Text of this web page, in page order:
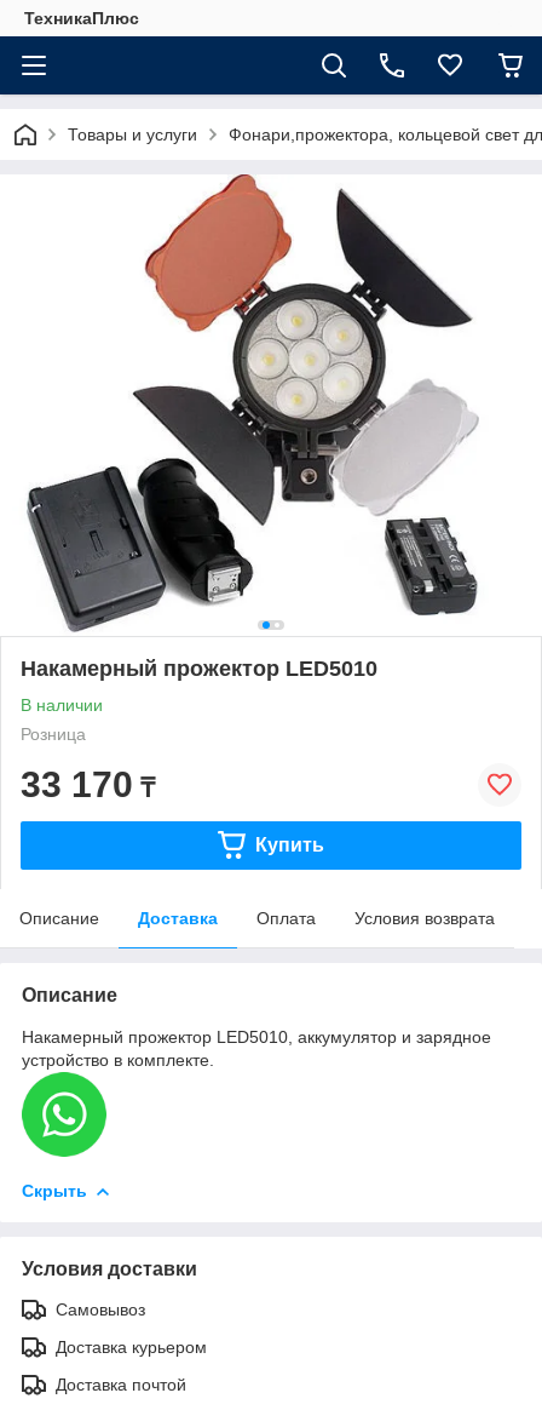
ТехникаПлюс
Товары и услуги Фонари,прожектора, кольцевой свет
Накамерный прожектор LED5010
В наличии
Розница
33 170 ₸
Купить
Описание Доставка Оплата Условия возврата
Описание
Накамерный прожектор LED5010, аккумулятор и зарядное
устройство в комплекте.
Скрыть
Условия доставки
Самовывоз
Доставка курьером
Доставка почтой